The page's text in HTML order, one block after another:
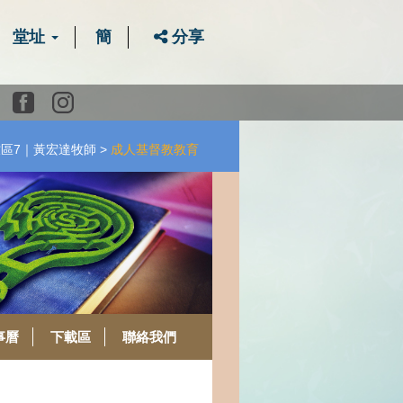
堂址 簡 分享
Facebook
7｜黃宏達牧師 成人基督教教育
曆 下載區 聯絡我們